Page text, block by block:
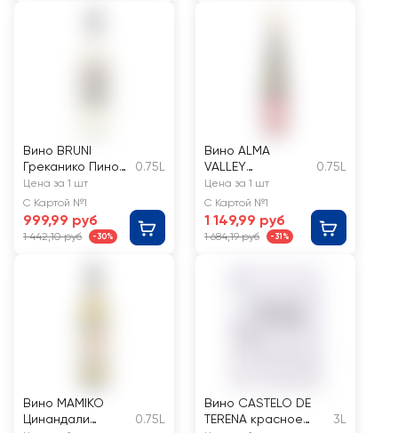
Вино BRUNI
Греканико Пино
Гриджо
ординарное
белое полусухое
0.75L
Цена за 1 шт
С Картой №1
999,99 руб
1 442,10 руб -30%
Вино ALMA
VALLEY
Российское
Рислинг белое
полусухое
0.75L
Цена за 1 шт
С Картой №1
1 149,99 руб
1 684,19 руб -31%
Вино MAMIKO
Цинандали
0.75L
Вино CASTELO DE
TERENA красное
3L